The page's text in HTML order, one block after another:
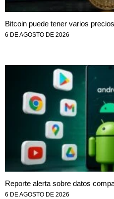
Bitcoin puede tener varios
6 DE AGOSTO DE 2026
Reporte alerta sobre datos
6 DE AGOSTO DE 2026